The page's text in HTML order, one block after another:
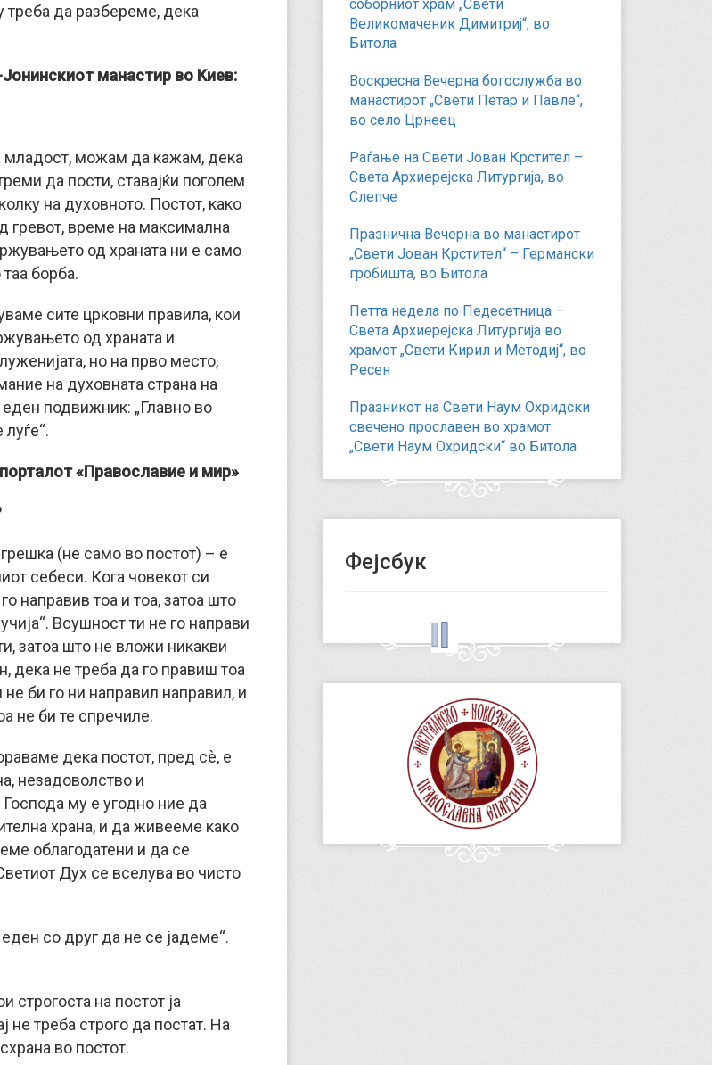
треба да разбереме, дека
манастир во Киев:
младост, можам да кажам, дека
да пости, ставајќи поголем
на духовното. Постот, како
гревот, време на максимална
од храната ни е само
борба.
сите црковни правила, кои
од храната и
но на прво место,
на духовната страна на
подвижник: „Главно во
«Православие и мир»
(не само во постот) – е
себеси. Кога човекот си
направив тоа и тоа, затоа што
Всушност ти не го направи
затоа што не вложи никакви
дека не треба да го правиш тоа
не би го ни направил направил, и
не би те спречиле.
дека постот, пред сѐ, е
незадоволство и
му е угодно ние да
храна, и да живееме како
облагодатени и да се
Дух се вселува во чисто
со друг да не се јадеме“.
строгоста на постот ја
не треба строго да постат. На
во постот.
соборниот храм „Свети
Великомаченик Димитриј“, во
Битола
Воскресна Вечерна богослужба во
манастирот „Свети Петар и Павле“,
во село Црнеец
Раѓање на Свети Јован Крстител –
Света Архиерејска Литургија, во
Слепче
Празнична Вечерна во манастирот
„Свети Јован Крстител“ – Германски
гробишта, во Битола
Петта недела по Педесетница –
Света Архиерејска Литургија во
храмот „Свети Кирил и Методиј“, во
Ресен
Празникот на Свети Наум Охридски
свечено прославен во храмот
„Свети Наум Охридски“ во Битола
Фејсбук